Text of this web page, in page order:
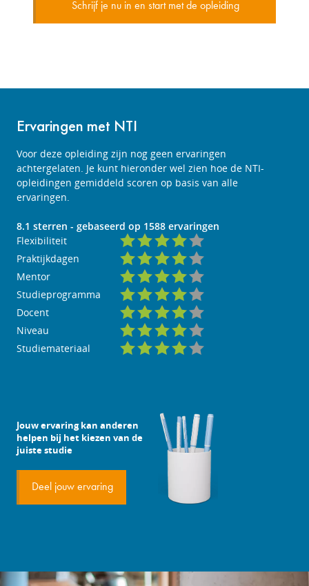
Schrijf je nu in en start met de opleiding
Ervaringen met NTI
Voor deze opleiding zijn nog geen ervaringen
achtergelaten. Je kunt hieronder wel zien hoe de NTI-
opleidingen gemiddeld scoren op basis van alle
ervaringen.
8.1 sterren - gebaseerd op 1588 ervaringen
Flexibiliteit
Praktijkdagen
Mentor
Studieprogramma
Docent
Niveau
Studiemateriaal
Jouw ervaring kan anderen
helpen bij het kiezen van de
juiste studie
Deel jouw ervaring